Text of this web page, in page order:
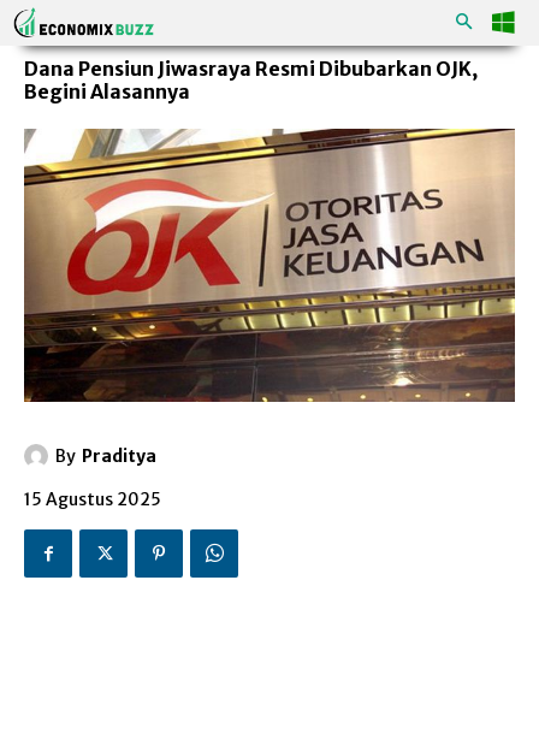
Dana Pensiun Jiwasraya Resmi Dibubarkan OJK,
Begini Alasannya
By Praditya
15 Agustus 2025